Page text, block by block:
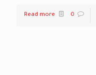
0
Read more